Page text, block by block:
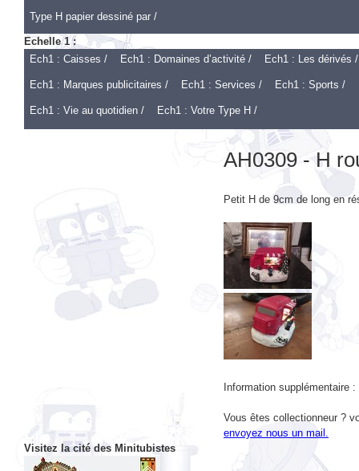
Echelle 1 :
Ech1 : Caisses /
Ech1 : Domaines d’activité / Ech1 : Les dérivés /
Ech1 : Marques publicitaires / Ech1 : Services / Ech1 : Sports /
Ech1 : Vie au quotidien / Ech1 : Votre Type H /
AH0309 - H
Petit H de 9cm de long en
Information supplémentaire :
Vous êtes collectionneur ?
Visitez la cité des Minitubistes